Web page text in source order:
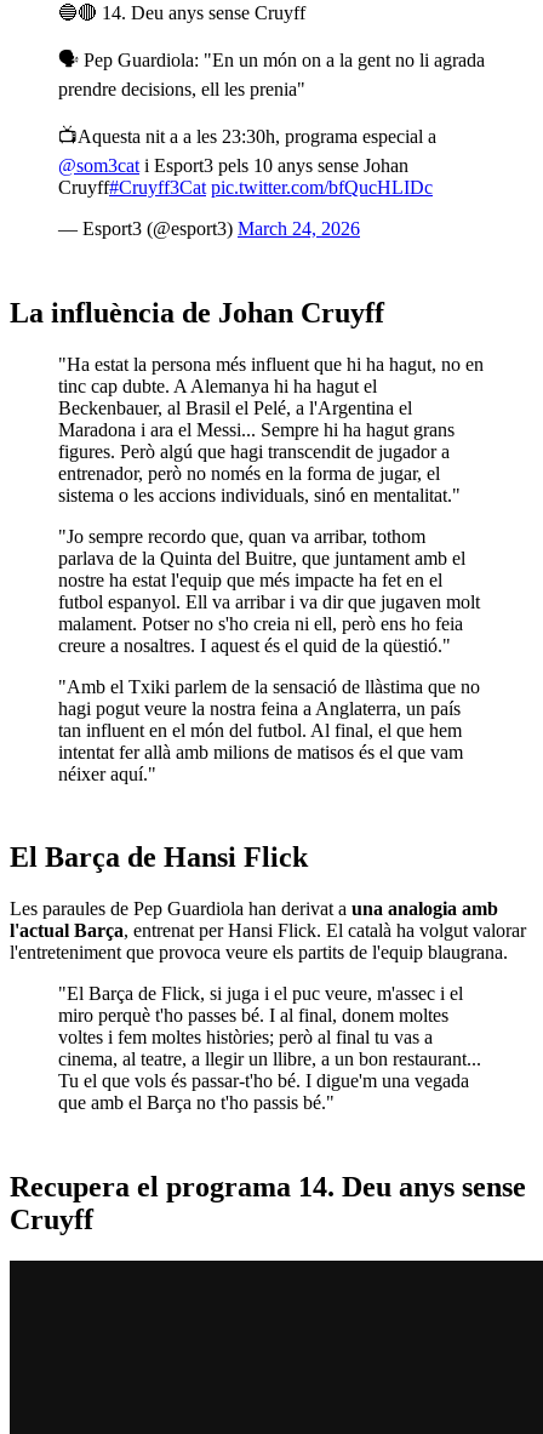
🔵🔴 14. Deu anys sense Cruyff
🗣️ Pep Guardiola: "En un món on a la gent no li agrada
prendre decisions, ell les prenia"
📺Aquesta nit a a les 23:30h, programa especial a
@som3cat i Esport3 pels 10 anys sense Johan
Cruyff#Cruyff3Cat pic.twitter.com/bfQucHLIDc
— Esport3 (@esport3) March 24, 2026
La influència de Johan Cruyff
"Ha estat la persona més influent que hi ha hagut, no en
tinc cap dubte. A Alemanya hi ha hagut el
Beckenbauer, al Brasil el Pelé, a l'Argentina el
Maradona i ara el Messi... Sempre hi ha hagut grans
figures. Però algú que hagi transcendit de jugador a
entrenador, però no només en la forma de jugar, el
sistema o les accions individuals, sinó en mentalitat."
"Jo sempre recordo que, quan va arribar, tothom
parlava de la Quinta del Buitre, que juntament amb el
nostre ha estat l'equip que més impacte ha fet en el
futbol espanyol. Ell va arribar i va dir que jugaven molt
malament. Potser no s'ho creia ni ell, però ens ho feia
creure a nosaltres. I aquest és el quid de la qüestió."
"Amb el Txiki parlem de la sensació de llàstima que no
hagi pogut veure la nostra feina a Anglaterra, un país
tan influent en el món del futbol. Al final, el que hem
intentat fer allà amb milions de matisos és el que vam
néixer aquí."
El Barça de Hansi Flick
Les paraules de Pep Guardiola han derivat a una analogia amb
l'actual Barça, entrenat per Hansi Flick. El català ha volgut valorar
l'entreteniment que provoca veure els partits de l'equip blaugrana.
"El Barça de Flick, si juga i el puc veure, m'assec i el
miro perquè t'ho passes bé. I al final, donem moltes
voltes i fem moltes històries; però al final tu vas a
cinema, al teatre, a llegir un llibre, a un bon restaurant...
Tu el que vols és passar-t'ho bé. I digue'm una vegada
que amb el Barça no t'ho passis bé."
Recupera el programa 14. Deu anys sense
Cruyff